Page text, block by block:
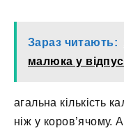
Зараз читають:
малюка у
агальна кількість
ніж у коров’ячому.